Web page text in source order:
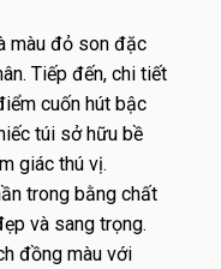
màu đỏ son đặc
Tiếp đến, chi tiết
cuốn hút bậc
túi sở hữu bề
giác thú vị.
trong bằng chất
và sang trọng.
đồng màu với